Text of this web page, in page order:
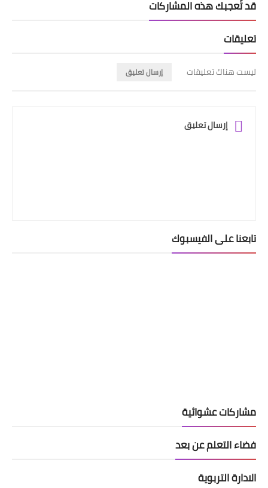
قد تُعجبك هذه المشاركات
تعليقات
ليست هناك تعليقات إرسال تعليق
إرسال تعليق
تابعنا على الفيسبوك
مشاركات عشوائية
فضاء التعلم عن بعد
الادارة التربوية